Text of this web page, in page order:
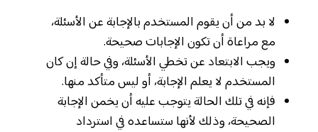
لا بد من أن يقوم المستخدم بالإجابة عن الأسئلة،
مع مراعاة أن تكون الإجابات صحيحة.
ويجب الابتعاد عن تخطي الأسئلة، وفي حالة إن كان
المستخدم لا يعلم الإجابة، أو ليس متأكد منها.
فإنه في تلك الحالة يتوجب عليه أن يخمن الإجابة
الصحيحة، وذلك لأنها ستساعده في استرداد